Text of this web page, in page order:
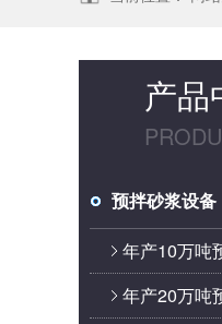
产品
预拌砂浆设备
年产10万吨
年产20万吨